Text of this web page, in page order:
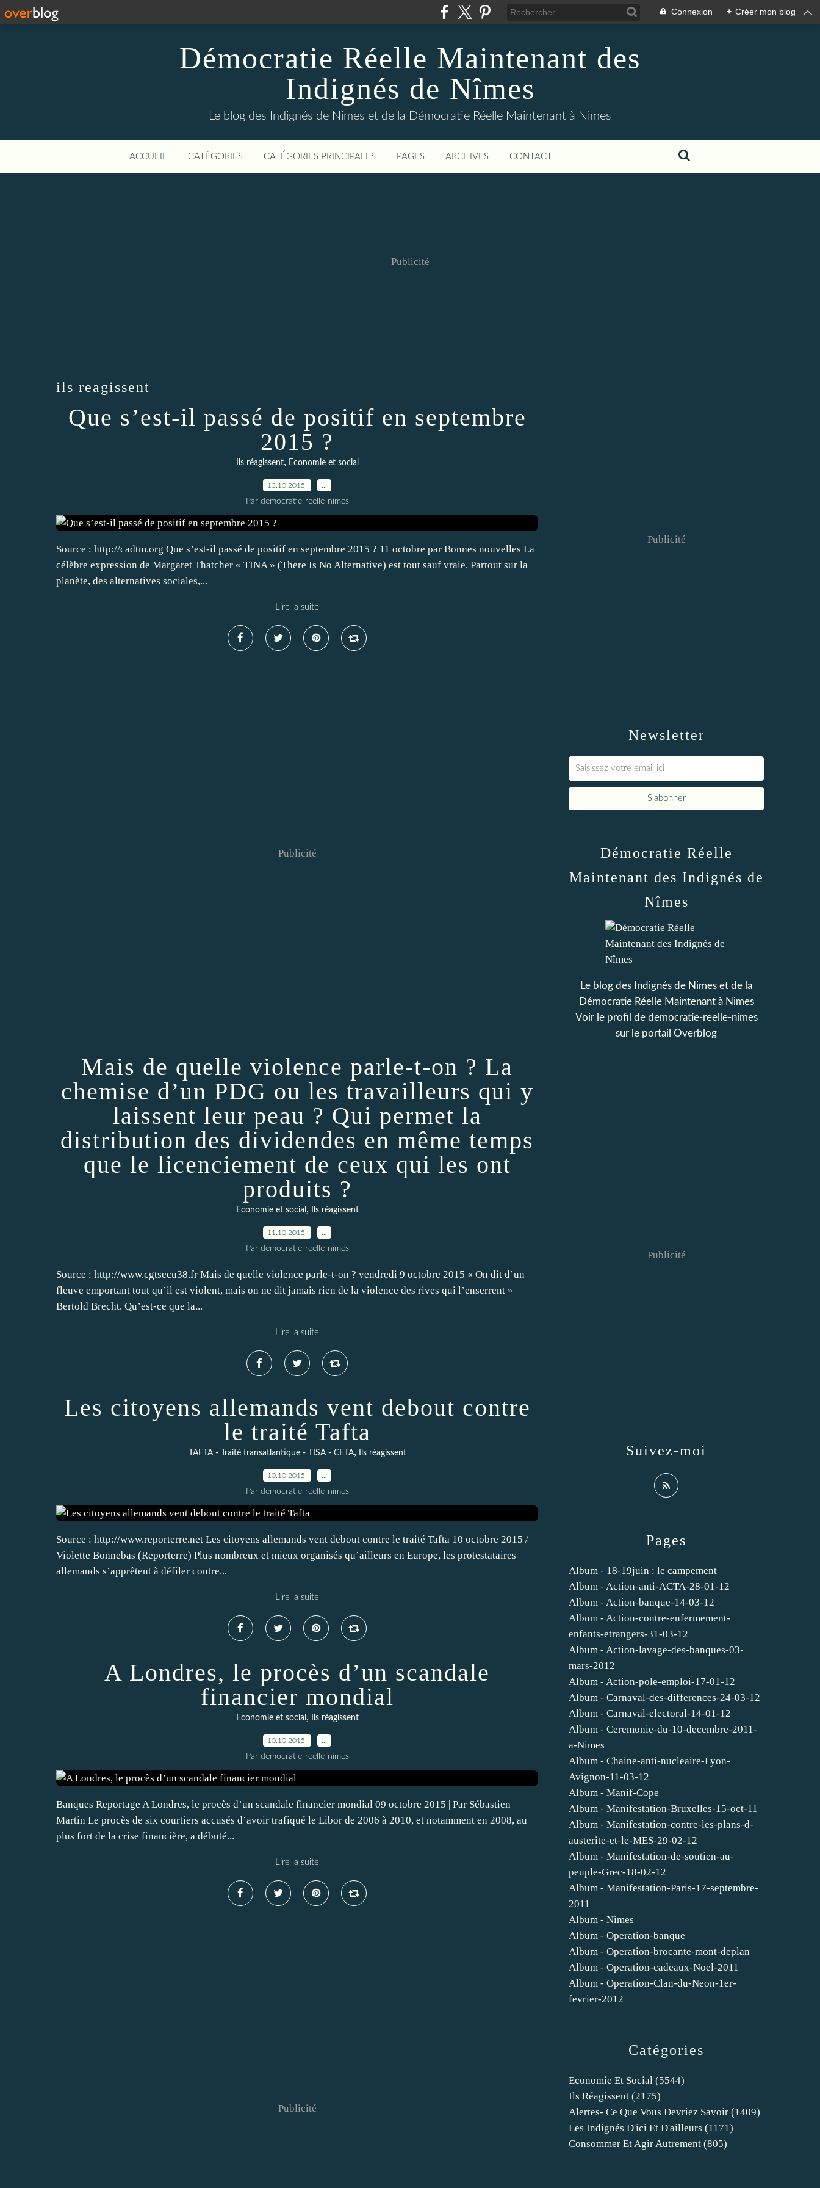
Connexion + Créer mon blog
Démocratie Réelle Maintenant des
Indignés de Nîmes
Le blog des Indignés de Nimes et de la Démocratie Réelle Maintenant à Nimes
ACCUEIL CATÉGORIES CATÉGORIES PRINCIPALES PAGES ARCHIVES CONTACT
Publicité
ils reagissent
Que s’est-il passé de positif en septembre
2015 ?
Ils réagissent, Economie et social
13.10.2015
Par democratie-reelle-nimes
Source : http://cadtm.org Que s’est-il passé de positif en septembre 2015 ? 11 octobre par Bonnes nouvelles La
célèbre expression de Margaret Thatcher « TINA » (There Is No Alternative) est tout sauf vraie. Partout sur la
planète, des alternatives sociales,...
Lire la suite
Publicité
Mais de quelle violence parle-t-on ? La
chemise d’un PDG ou les travailleurs qui y
laissent leur peau ? Qui permet la
distribution des dividendes en même temps
que le licenciement de ceux qui les ont
produits ?
Economie et social , Ils réagissent
11.10.2015
Par democratie-reelle-nimes
Source : http://www.cgtsecu38.fr Mais de quelle violence parle-t-on ? vendredi 9 octobre 2015 « On dit d’un
fleuve emportant tout qu’il est violent, mais on ne dit jamais rien de la violence des rives qui l’enserrent »
Bertold Brecht. Qu’est-ce que la...
Lire la suite
Les citoyens allemands vent debout contre
le traité Tafta
TAFTA - Traité transatlantique - TISA - CETA, Ils réagissent
10.10.2015
Par democratie-reelle-nimes
Source : http://www.reporterre.net Les citoyens allemands vent debout contre le traité Tafta 10 octobre 2015 /
Violette Bonnebas (Reporterre) Plus nombreux et mieux organisés qu’ailleurs en Europe, les protestataires
allemands s’apprêtent à défiler contre...
Lire la suite
A Londres, le procès d’un scandale
financier mondial
Economie et social , Ils réagissent
10.10.2015
Par democratie-reelle-nimes
Banques Reportage A Londres, le procès d’un scandale financier mondial 09 octobre 2015 | Par Sébastien
Martin Le procès de six courtiers accusés d’avoir trafiqué le Libor de 2006 à 2010, et notamment en 2008, au
plus fort de la crise financière, a débuté...
Lire la suite
Publicité
Newsletter
Publicité
Catégories
Economie Et Social (5544)
Ils Réagissent (2175)
Alertes- Ce Que Vous Devriez Savoir (1409)
Les Indignés D'ici Et D'ailleurs (1171)
Consommer Et Agir Autrement (805)
Pages
Album - 18-19juin : le campement
Album - Action-anti-ACTA-28-01-12
Album - Action-banque-14-03-12
Album - Action-contre-enfermement-
enfants-etrangers-31-03-12
Album - Action-lavage-des-banques-03-
mars-2012
Album - Action-pole-emploi-17-01-12
Album - Carnaval-des-differences-24-03-12
Album - Carnaval-electoral-14-01-12
Album - Ceremonie-du-10-decembre-2011-
a-Nimes
Album - Chaine-anti-nucleaire-Lyon-
Avignon-11-03-12
Album - Manif-Cope
Album - Manifestation-Bruxelles-15-oct-11
Album - Manifestation-contre-les-plans-d-
austerite-et-le-MES-29-02-12
Album - Manifestation-de-soutien-au-
peuple-Grec-18-02-12
Album - Manifestation-Paris-17-septembre-
2011
Album - Nimes
Album - Operation-banque
Album - Operation-brocante-mont-deplan
Album - Operation-cadeaux-Noel-2011
Album - Operation-Clan-du-Neon-1er-
fevrier-2012
Démocratie Réelle
Maintenant des Indignés de
Nîmes
Le blog des Indignés de Nimes et de la
Démocratie Réelle Maintenant à Nimes
Voir le profil de democratie-reelle-nimes
sur le portail Overblog
Suivez-moi
Publicité